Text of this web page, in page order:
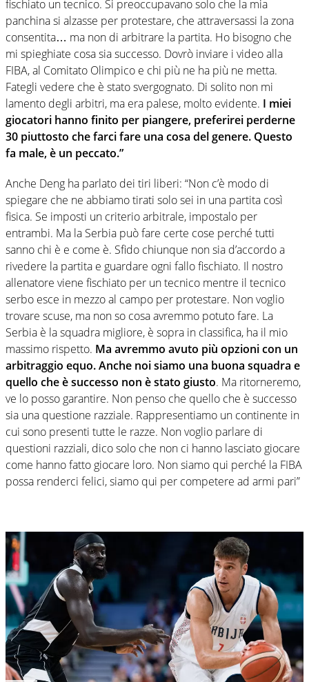
fischiato un tecnico. Si preoccupavano solo che la mia
panchina si alzasse per protestare, che attraversassi la zona
consentita… ma non di arbitrare la partita. Ho bisogno che
mi spieghiate cosa sia successo. Dovrò inviare i video alla
FIBA, al Comitato Olimpico e chi più ne ha più ne metta.
Fategli vedere che è stato svergognato. Di solito non mi
lamento degli arbitri, ma era palese, molto evidente. I miei
giocatori hanno finito per piangere, preferirei perderne
30 piuttosto che farci fare una cosa del genere. Questo
fa male, è un peccato.”
Anche Deng ha parlato dei tiri liberi: “Non c’è modo di
spiegare che ne abbiamo tirati solo sei in una partita così
fisica. Se imposti un criterio arbitrale, impostalo per
entrambi. Ma la Serbia può fare certe cose perché tutti
sanno chi è e come è. Sfido chiunque non sia d’accordo a
rivedere la partita e guardare ogni fallo fischiato. Il nostro
allenatore viene fischiato per un tecnico mentre il tecnico
serbo esce in mezzo al campo per protestare. Non voglio
trovare scuse, ma non so cosa avremmo potuto fare. La
Serbia è la squadra migliore, è sopra in classifica, ha il mio
massimo rispetto. Ma avremmo avuto più opzioni con un
arbitraggio equo. Anche noi siamo una buona squadra e
quello che è successo non è stato giusto. Ma ritorneremo,
ve lo posso garantire. Non penso che quello che è successo
sia una questione razziale. Rappresentiamo un continente in
cui sono presenti tutte le razze. Non voglio parlare di
questioni razziali, dico solo che non ci hanno lasciato giocare
come hanno fatto giocare loro. Non siamo qui perché la FIBA
​​possa renderci felici, siamo qui per competere ad armi pari”